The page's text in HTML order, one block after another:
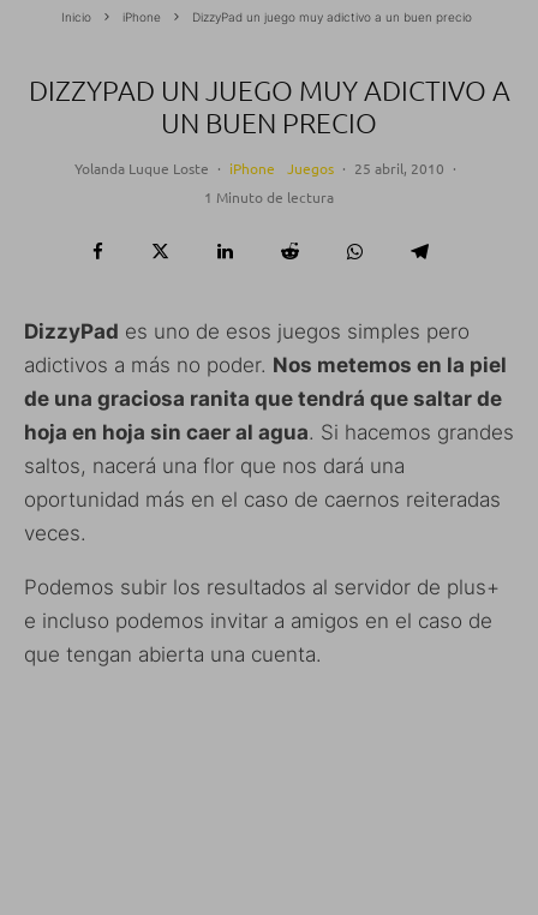
Inicio iPhone DizzyPad un juego muy adictivo a un buen precio
DIZZYPAD UN JUEGO MUY ADICTIVO A
UN BUEN PRECIO
Yolanda Luque Loste · iPhone Juegos · 25 abril, 2010 ·
1 Minuto de lectura
DizzyPad es uno de esos juegos simples pero
adictivos a más no poder. Nos metemos en la piel
de una graciosa ranita que tendrá que saltar de
hoja en hoja sin caer al agua. Si hacemos grandes
saltos, nacerá una flor que nos dará una
oportunidad más en el caso de caernos reiteradas
veces.
Podemos subir los resultados al servidor de plus+
e incluso podemos invitar a amigos en el caso de
que tengan abierta una cuenta.